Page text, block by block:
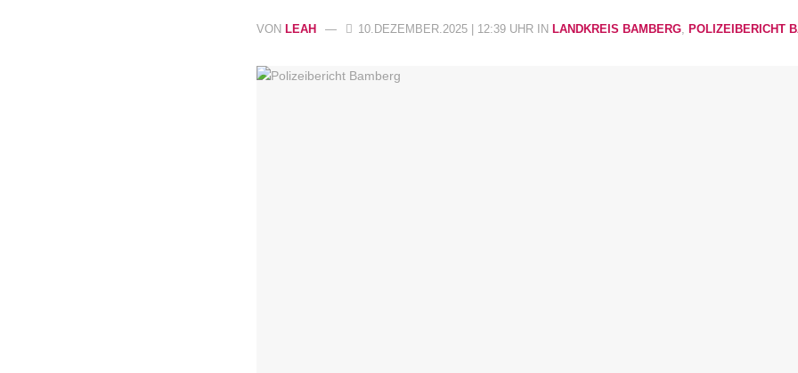
VON LEAH 10.DEZEMBER.2025 | 12:39 UHR IN LANDKREIS BAMBERG POLIZEIBERICHT